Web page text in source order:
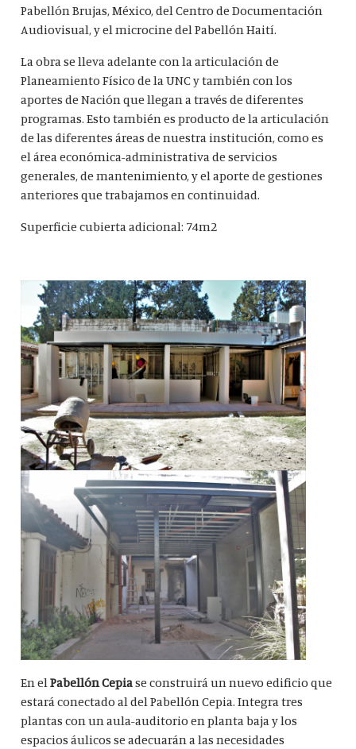
Pabellón Brujas, México, del Centro de Documentación
Audiovisual, y el microcine del Pabellón Haití.
La obra se lleva adelante con la articulación de
Planeamiento Físico de la UNC y también con los
aportes de Nación que llegan a través de diferentes
programas. Esto también es producto de la articulación
de las diferentes áreas de nuestra institución, como es
el área económica-administrativa de servicios
generales, de mantenimiento, y el aporte de gestiones
anteriores que trabajamos en continuidad.
Superficie cubierta adicional: 74m2
En elPabellón Cepiase construirá un nuevo edificio que
estará conectado al del Pabellón Cepia. Integra tres
plantas con un aula-auditorio en planta baja y los
espacios áulicos se adecuarán a las necesidades